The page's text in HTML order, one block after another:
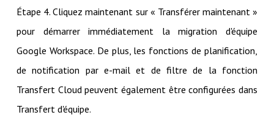
Étape 4. Cliquez maintenant sur « Transférer maintenant »
pour démarrer immédiatement la migration d'équipe
Google Workspace. De plus, les fonctions de planification,
de notification par e-mail et de filtre de la fonction
Transfert Cloud peuvent également être configurées dans
Transfert d'équipe.